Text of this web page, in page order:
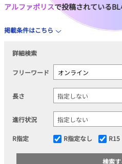
アルファポリスで投稿されているBL
掲載条件はこちら
詳細検索
フリーワード
長さ
進行状況
R指定 R指定なし R15